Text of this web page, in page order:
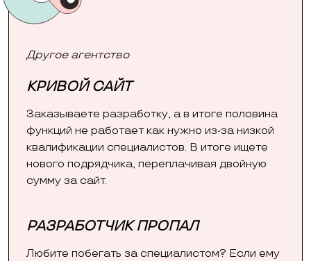
Другое агентство
КРИВОЙ САЙТ
Заказываете разработку, а в итоге половина
функций не работает как нужно из-за низкой
квалификации специалистов. В итоге ищете
нового подрядчика, переплачивая двойную
сумму за сайт.
РАЗРАБОТЧИК ПРОПАЛ
Любите побегать за специалистом? Если ему